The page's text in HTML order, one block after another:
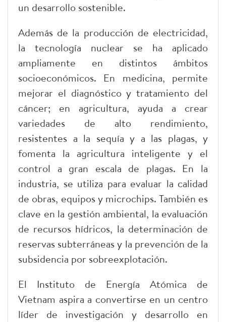
un desarrollo sostenible.
Además de la producción de electricidad,
la tecnología nuclear se ha aplicado
ampliamente en distintos ámbitos
socioeconómicos. En medicina, permite
mejorar el diagnóstico y tratamiento del
cáncer; en agricultura, ayuda a crear
variedades de alto rendimiento,
resistentes a la sequía y a las plagas, y
fomenta la agricultura inteligente y el
control a gran escala de plagas. En la
industria, se utiliza para evaluar la calidad
de obras, equipos y microchips. También es
clave en la gestión ambiental, la evaluación
de recursos hídricos, la determinación de
reservas subterráneas y la prevención de la
subsidencia por sobreexplotación.
El Instituto de Energía Atómica de
Vietnam aspira a convertirse en un centro
líder de investigación y desarrollo en